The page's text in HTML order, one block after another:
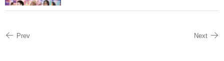
Prev Next